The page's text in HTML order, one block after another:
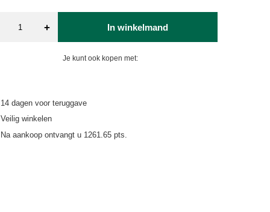
+ In winkelmand
Je kunt ook kopen met:
14 dagen voor teruggave
Veilig winkelen
Na aankoop ontvangt u 1261.65 pts.